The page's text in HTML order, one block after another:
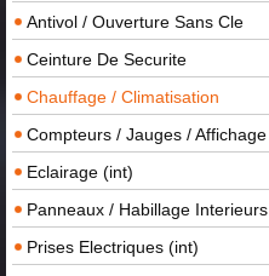
Antivol / Ouverture Sans Cle
Ceinture De Securite
Chauffage / Climatisation
Compteurs / Jauges / Affichage
Eclairage (int)
Panneaux / Habillage Interieurs
Prises Electriques (int)